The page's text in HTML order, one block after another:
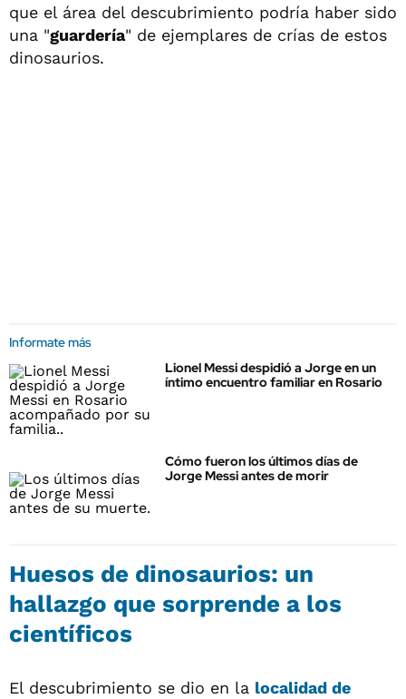
que el área del descubrimiento podría haber sido
una "guardería" de ejemplares de crías de estos
dinosaurios.
Informate más
Lionel Messi despidió a Jorge en un
íntimo encuentro familiar en Rosario
Cómo fueron los últimos días de
Jorge Messi antes de morir
Huesos de dinosaurios: un
hallazgo que sorprende a los
científicos
El descubrimiento se dio en la localidad de